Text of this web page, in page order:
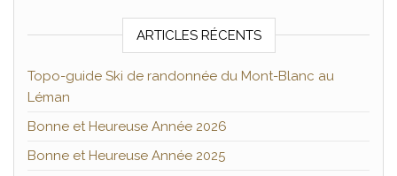
ARTICLES RÉCENTS
Topo-guide Ski de randonnée du Mont-Blanc au
Léman
Bonne et Heureuse Année 2026
Bonne et Heureuse Année 2025